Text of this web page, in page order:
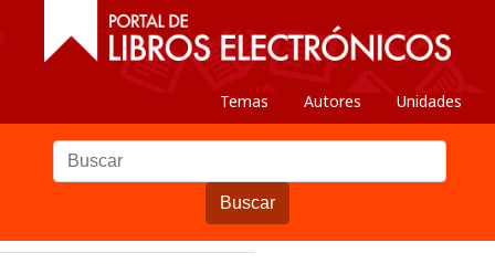
Temas Autores Unidades
Buscar